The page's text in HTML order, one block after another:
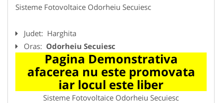
Sisteme Fotovoltaice Odorheiu Secuiesc
Judet: Harghita
Oras: Odorheiu Secuiesc
Pagina Demonstrativa
afacerea nu este promovata
iar locul este liber
Sisteme Fotovoltaice Odorheiu Secuiesc